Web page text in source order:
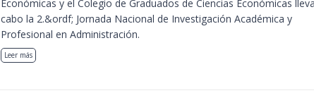
Económicas y el Colegio de Graduados de Ciencias Económicas
cabo la 2.&ordf; Jornada Nacional de Investigación Académica y
Profesional en Administración.
Leer más